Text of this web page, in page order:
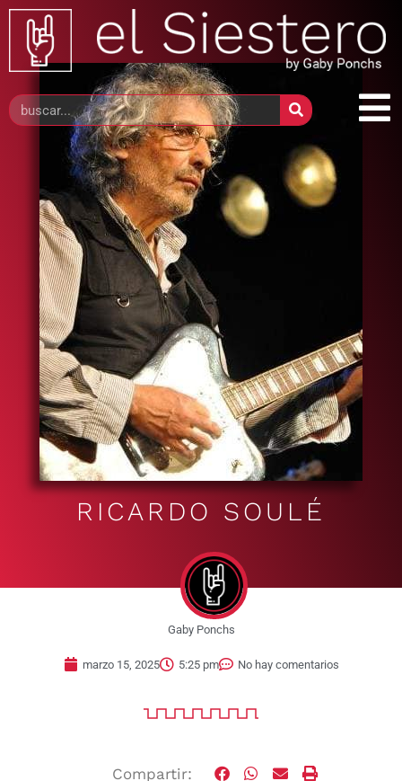
RICARDO SOULÉ
Gaby Ponchs
marzo 15, 2025 5:25 pm No hay comentarios
Compartir: